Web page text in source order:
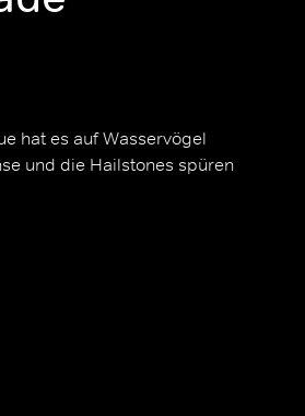
hat es auf Wasservögel
und die Hailstones spüren